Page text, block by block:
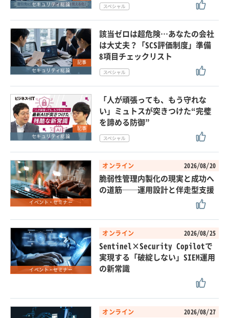
セキュリティ総論
記事
セキュリティ総論
該当ゼロは超危険…あなたの会社
は大丈夫？「SCS評価制度」準備
8項目チェックリスト
記事
セキュリティ総論
「人が頑張っても、もう守れな
い」ミュトスが突きつけた“完璧
を諦める防御”
イベント・セミナー
オンライン 2026/08/20
脆弱性管理内製化の現実と成功へ
の道筋──運用設計と伴走型支援
イベント・セミナー
オンライン 2026/08/25
Sentinel×Security Copilotで
実現する「破綻しない」SIEM運用
の新常識
オンライン 2026/08/27